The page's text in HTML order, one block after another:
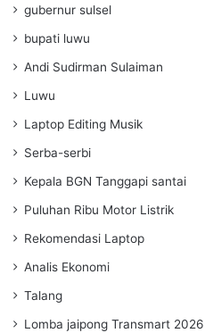
gubernur sulsel
bupati luwu
Andi Sudirman Sulaiman
Luwu
Laptop Editing Musik
Serba-serbi
Kepala BGN Tanggapi santai
Puluhan Ribu Motor Listrik
Rekomendasi Laptop
Analis Ekonomi
Talang
Lomba jaipong Transmart 2026